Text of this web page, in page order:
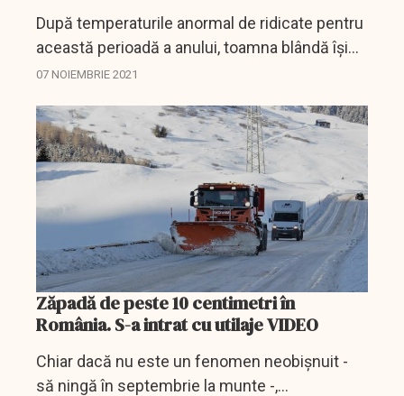
După temperaturile anormal de ridicate pentru
această perioadă a anului, toamna blândă își
scoate din garderobă haine mai groase. Pentru
chiar și...
07 NOIEMBRIE 2021
Zăpadă de peste 10 centimetri în
România. S-a intrat cu utilaje VIDEO
Chiar dacă nu este un fenomen neobișnuit -
să ningă în septembrie la munte -,